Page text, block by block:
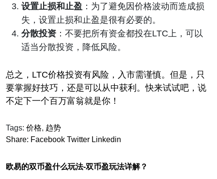
设置止损和止盈 ：为了避免因价格波动而造成损
失，设置止损和止盈是很有必要的。
分散投资 ：不要把所有资金都投在LTC上，可以
适当分散投资，降低风险。
总之，LTC价格投资有风险，入市需谨慎。但是，只
要掌握好技巧，还是可以从中获利。快来试试吧，说
不定下一个百万富翁就是你！
Tags: 价格, 趋势
Share: Facebook Twitter Linkedin
欧易的双币盈什么玩法-双币盈玩法详解？